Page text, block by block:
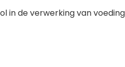
in de verwerking van